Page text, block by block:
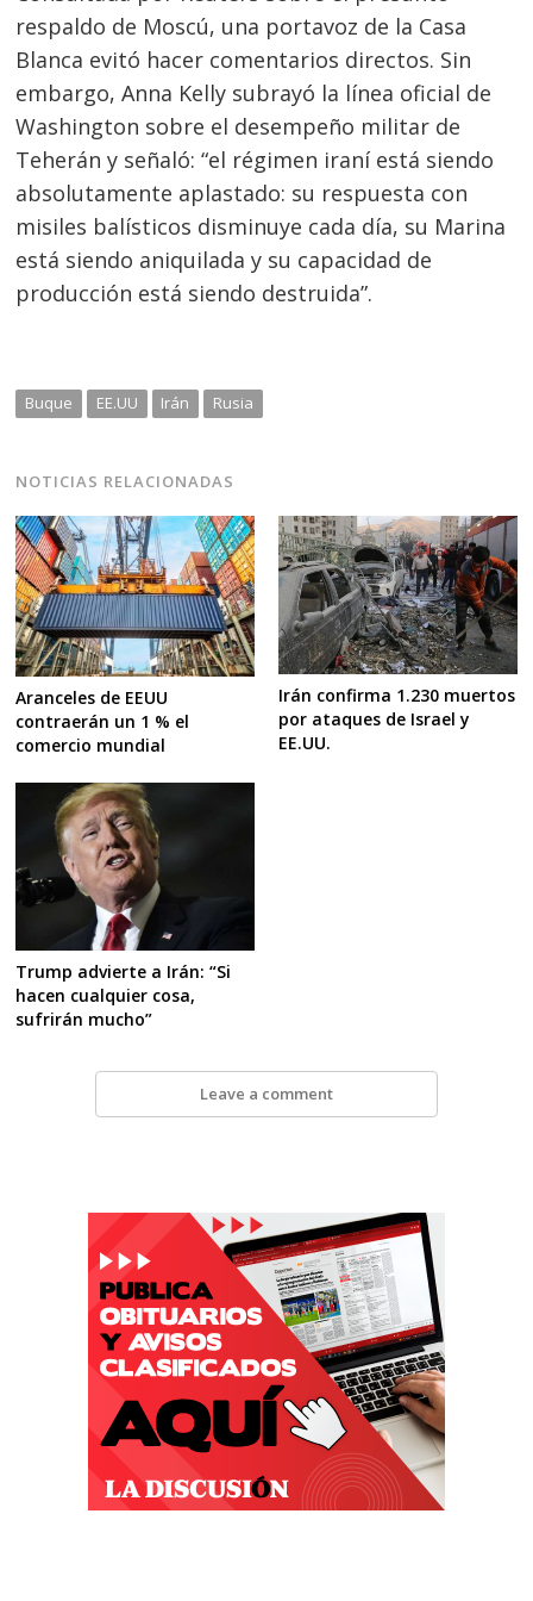
respaldo de Moscú, una portavoz de la Casa
Blanca evitó hacer comentarios directos. Sin
embargo, Anna Kelly subrayó la línea oficial de
Washington sobre el desempeño militar de
Teherán y señaló: “el régimen iraní está siendo
absolutamente aplastado: su respuesta con
misiles balísticos disminuye cada día, su Marina
está siendo aniquilada y su capacidad de
producción está siendo destruida”.
Buque EE.UU Irán Rusia
NOTICIAS RELACIONADAS
Aranceles de EEUU
contraerán un 1 % el
comercio mundial
Irán confirma 1.230 muertos
por ataques de Israel y
EE.UU.
Trump advierte a Irán: “Si
hacen cualquier cosa,
sufrirán mucho”
Leave a comment
Navegación
de
entradas